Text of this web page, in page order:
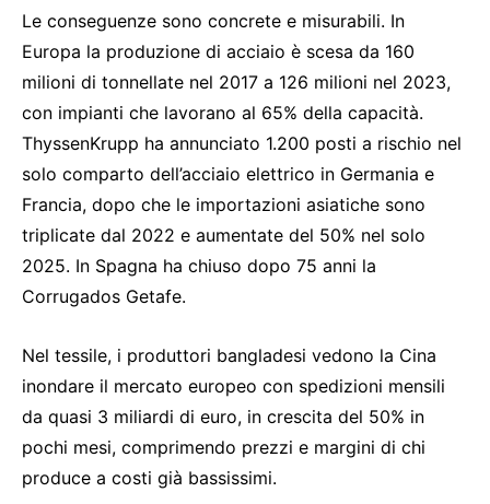
Le conseguenze sono concrete e misurabili. In
Europa la produzione di acciaio è scesa da 160
milioni di tonnellate nel 2017 a 126 milioni nel 2023,
con impianti che lavorano al 65% della capacità.
ThyssenKrupp ha annunciato 1.200 posti a rischio nel
solo comparto dell’acciaio elettrico in Germania e
Francia, dopo che le importazioni asiatiche sono
triplicate dal 2022 e aumentate del 50% nel solo
2025. In Spagna ha chiuso dopo 75 anni la
Corrugados Getafe.
Nel tessile, i produttori bangladesi vedono la Cina
inondare il mercato europeo con spedizioni mensili
da quasi 3 miliardi di euro, in crescita del 50% in
pochi mesi, comprimendo prezzi e margini di chi
produce a costi già bassissimi.